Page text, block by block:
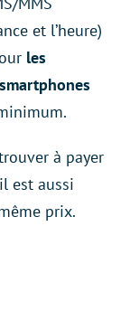
et l’heure)
les
à payer
est aussi
prix.